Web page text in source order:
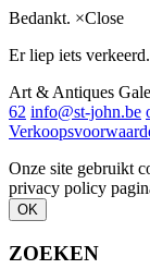
Bedankt. ×Close
Er liep iets verkeerd.
Art & Antiques
62 info@st-john.be
Onze site gebruikt
privacy policy
OK
ZOEKEN